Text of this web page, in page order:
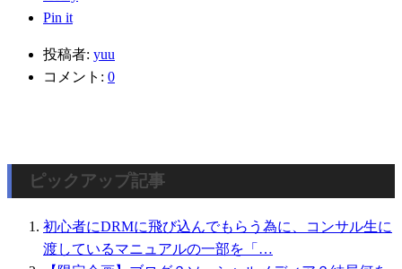
Pin it
投稿者: yuu
コメント: 0
ピックアップ記事
初心者にDRMに飛び込んでもらう為に、コンサル生に
渡しているマニュアルの一部を「…